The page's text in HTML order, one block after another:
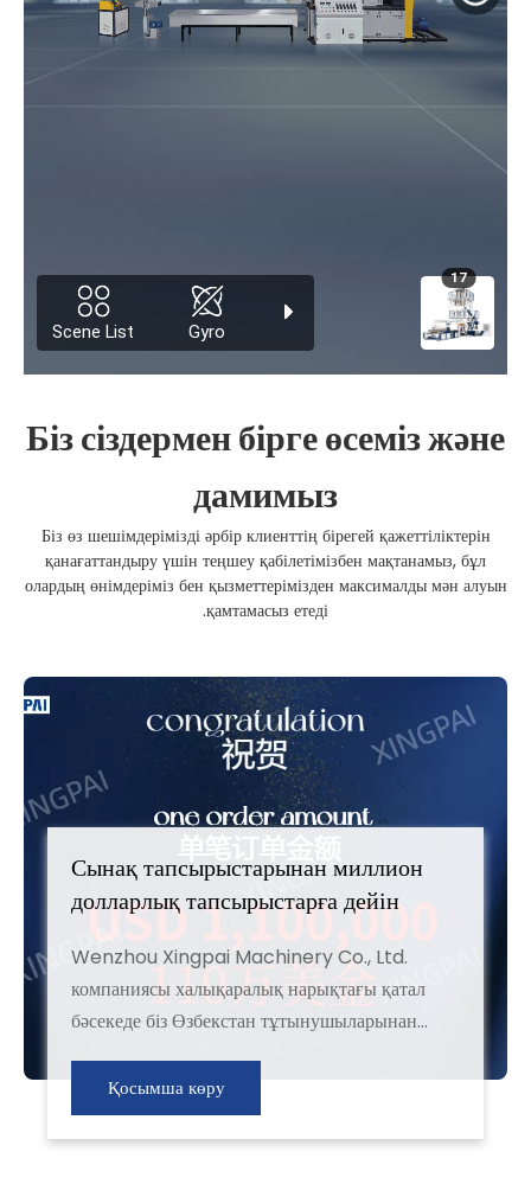
Біз сіздермен бірге өсеміз және
дамимыз
Біз өз шешімдерімізді әрбір клиенттің бірегей қажеттіліктерін
қанағаттандыру үшін теңшеу қабілетімізбен мақтанамыз, бұл
олардың өнімдеріміз бен қызметтерімізден максималды мән алуын
қамтамасыз етеді.
Сынақ тапсырыстарынан миллион
долларлық тапсырыстарға дейін
Wenzhou Xingpai Machinery Co., Ltd.
компаниясы халықаралық нарықтағы қатал
бәсекеде біз Өзбекстан тұтынушыларынан
сатылымнан кейінгі мінсіз қызметімен 1
миллион АҚШ долларын құрайтын ірі
тапсырысты сәтті алғанымызды қуана
Қосымша көру